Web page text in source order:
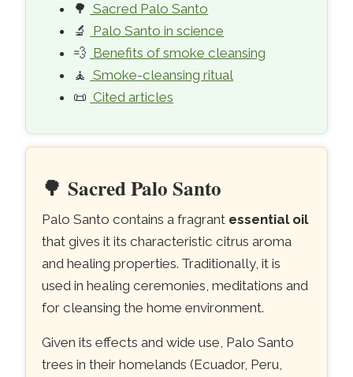
🌳 Sacred Palo Santo
🔬
Palo Santo in science
💨 Benefits of smoke cleansing
🧘 Smoke-cleansing ritual
📜 Cited articles
🌳Sacred Palo Santo
Palo Santo contains a fragrant essential oil
that gives it its characteristic citrus aroma
and healing properties. Traditionally, it is
used in healing ceremonies, meditations and
for cleansing the home environment.
Given its effects and wide use, Palo Santo
trees in their homelands (Ecuador, Peru,